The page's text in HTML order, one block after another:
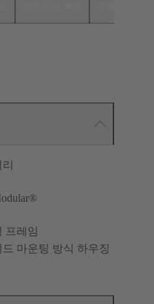
프레임
드 마운팅 방식 하우징